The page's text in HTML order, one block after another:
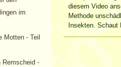
diesem Video
Methode
Insekten. Schaut
im
Motten - Teil
Remscheid -